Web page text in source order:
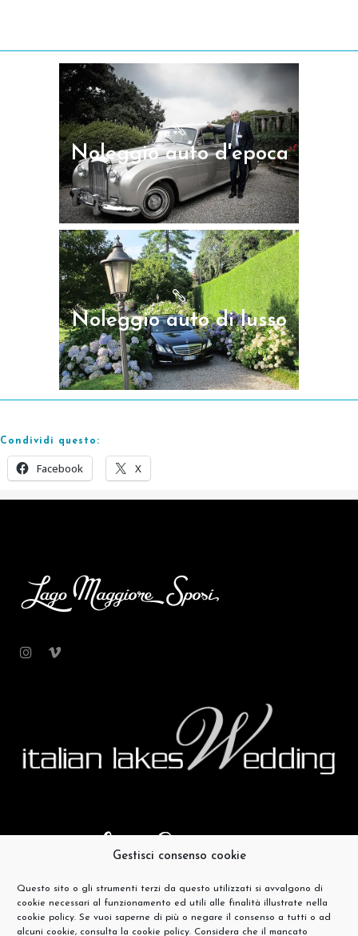
Gestisci consenso cookie
Questo sito o gli strumenti terzi da questo utilizzati si avvalgono di
cookie necessari al funzionamento ed utili alle finalità illustrate nella
cookie policy. Se vuoi saperne di più o negare il consenso a tutti o ad
alcuni cookie, consulta la cookie policy. Considera che il mancato
Noleggio auto d'epoca
Noleggio auto
d’epoca
Noleggio auto di lusso
Noleggio auto di
lusso
Condividi questo:
Facebook X